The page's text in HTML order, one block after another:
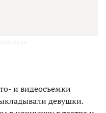
и видеосъемки
девушки.